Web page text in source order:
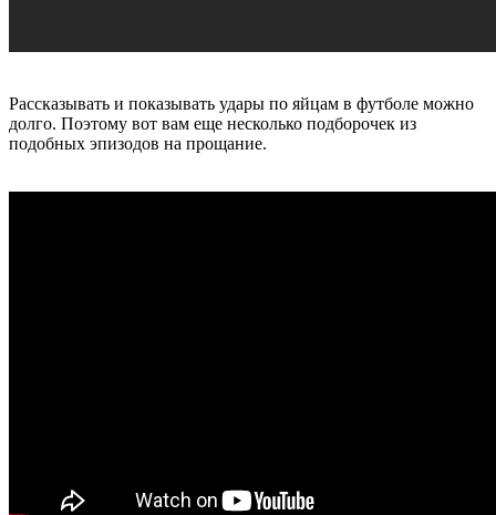
Рассказывать и показывать удары по яйцам в футболе можно
долго. Поэтому вот вам еще несколько подборочек из
подобных эпизодов на прощание.